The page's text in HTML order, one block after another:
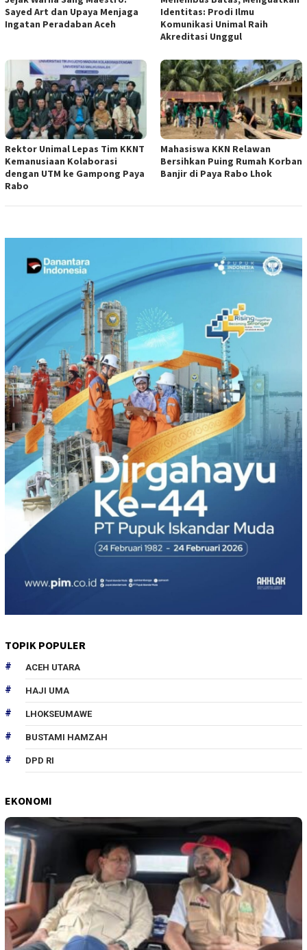
Sayed Art dan Upaya Menjaga
Ingatan Peradaban Aceh
Identitas: Prodi Ilmu
Komunikasi Unimal Raih
Akreditasi Unggul
Rektor Unimal Lepas Tim KKNT
Kemanusiaan Kolaborasi
dengan UTM ke Gampong Paya
Rabo
Mahasiswa KKN Relawan
Bersihkan Puing Rumah Korban
Banjir di Paya Rabo Lhok
TOPIK POPULER
ACEH UTARA
HAJI UMA
LHOKSEUMAWE
BUSTAMI HAMZAH
DPD RI
EKONOMI